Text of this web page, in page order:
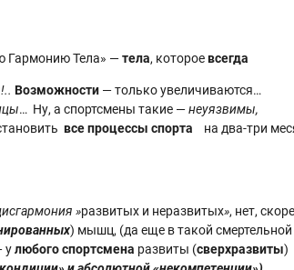
Гармонию Тела» —тела, котороевсегда
Возможности — только увеличиваются…
… Ну, а спортсмены такие —неуязвимы,
все процессы спорта на два-три
»развитых и неразвитых», нет,
) мышц, (да еще в такой смертельной
улюбого спортсмена развиты (сверхразвиты)